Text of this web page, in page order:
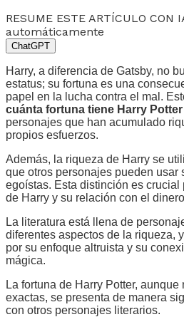
RESUME ESTE ARTÍCULO
automáticamente
ChatGPT
Harry, a diferencia de Gatsby, no
estatus; su fortuna es una
papel en la lucha contra el mal.
cuánta fortuna tiene Harry Potter
personajes que han acumulado
propios esfuerzos.
Además, la riqueza de Harry se
que otros personajes pueden usar
egoístas. Esta distinción es crucial
de Harry y su relación con el
La literatura está llena de
diferentes aspectos de la riqueza,
por su enfoque altruista y su
mágica.
La fortuna de Harry Potter,
exactas, se presenta de manera
con otros personajes literarios.